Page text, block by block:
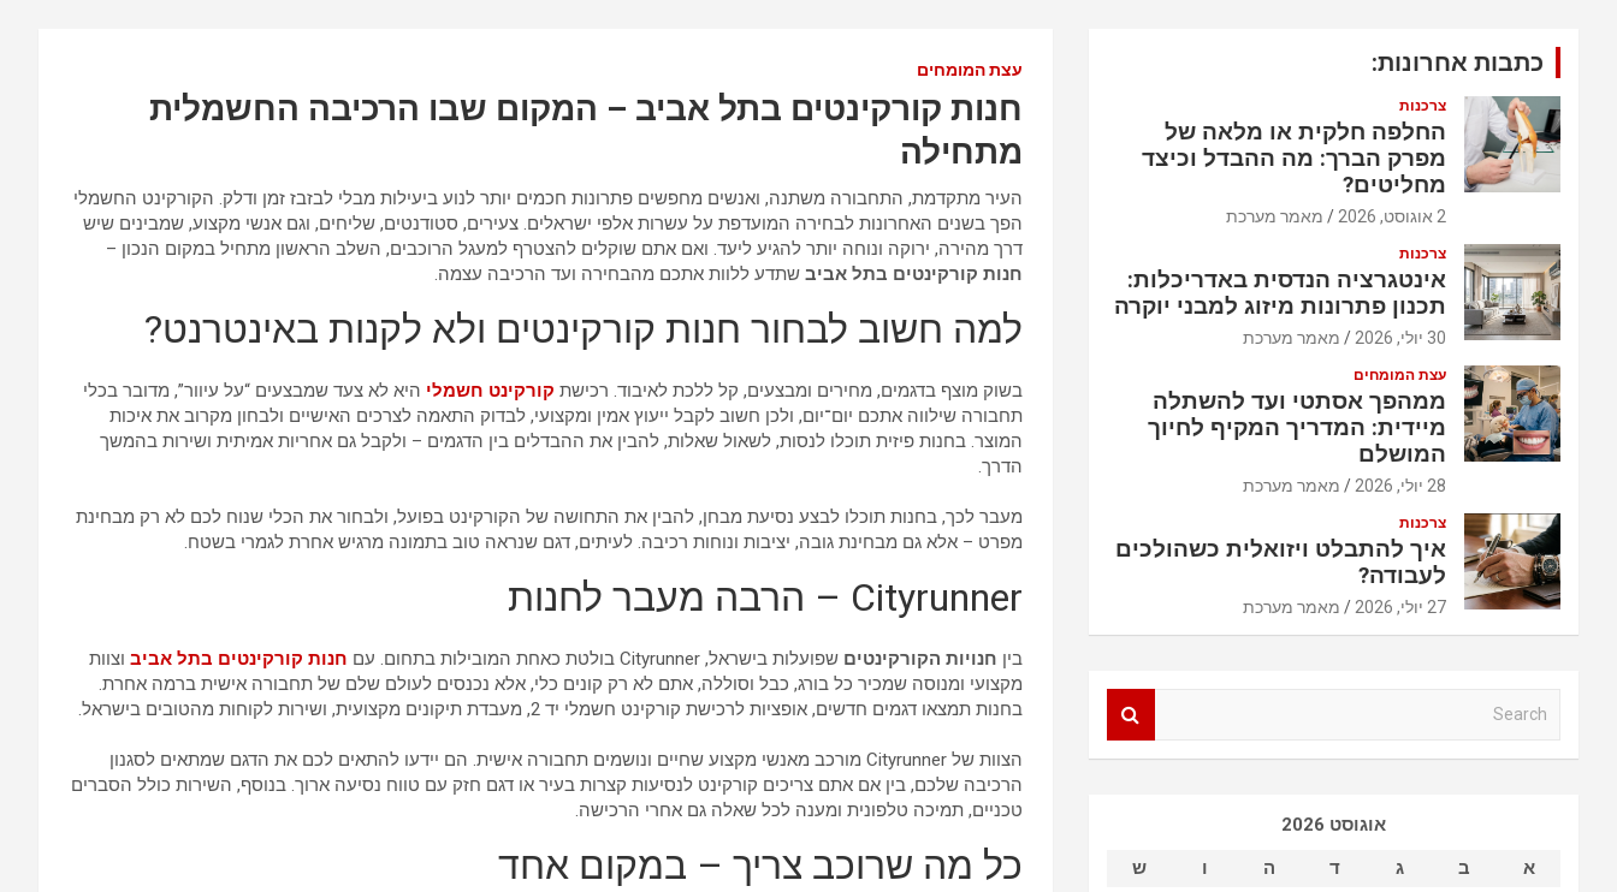
עצת המומחים
חנות קורקינטים בתל אביב – המקום שבו הרכיבה החשמלית
מתחילה
העיר מתקדמת, התחבורה משתנה, ואנשים מחפשים פתרונות חכמים יותר לנוע ביעילות מבלי לבזבז זמן ודלק. הקורקינט החשמלי
הפך בשנים האחרונות לבחירה המועדפת על עשרות אלפי ישראלים. צעירים, סטודנטים, שליחים, וגם אנשי מקצוע, שמבינים שיש
דרך מהירה, ירוקה ונוחה יותר להגיע ליעד. ואם אתם שוקלים להצטרף למעגל הרוכבים, השלב הראשון מתחיל במקום הנכון –
חנות קורקינטים בתל אביב שתדע ללוות אתכם מהבחירה ועד הרכיבה עצמה.
למה חשוב לבחור חנות קורקינטים ולא לקנות באינטרנט?
בשוק מוצף בדגמים, מחירים ומבצעים, קל ללכת לאיבוד. רכישת קורקינט חשמלי היא לא צעד שמבצעים “על עיוור”, מדובר בכלי
תחבורה שילווה אתכם יום־יום, ולכן חשוב לקבל ייעוץ אמין ומקצועי, לבדוק התאמה לצרכים האישיים ולבחון מקרוב את איכות
המוצר. בחנות פיזית תוכלו לנסות, לשאול שאלות, להבין את ההבדלים בין הדגמים – ולקבל גם אחריות אמיתית ושירות בהמשך
הדרך.
מעבר לכך, בחנות תוכלו לבצע נסיעת מבחן, להבין את התחושה של הקורקינט בפועל, ולבחור את הכלי שנוח לכם לא רק מבחינת
מפרט – אלא גם מבחינת גובה, יציבות ונוחות רכיבה. לעיתים, דגם שנראה טוב בתמונה מרגיש אחרת לגמרי בשטח.
Cityrunner – הרבה מעבר לחנות
בין חנויות הקורקינטים שפועלות בישראל, Cityrunner בולטת כאחת המובילות בתחום. עם חנות קורקינטים בתל אביבוצוות
מקצועי ומנוסה שמכיר כל בורג, כבל וסוללה, אתם לא רק קונים כלי, אלא נכנסים לעולם שלם של תחבורה אישית ברמה אחרת.
בחנות תמצאו דגמים חדשים, אופציות לרכישת קורקינט חשמלי יד 2, מעבדת תיקונים מקצועית, ושירות לקוחות מהטובים בישראל.
הצוות של Cityrunner מורכב מאנשי מקצוע שחיים ונושמים תחבורה אישית. הם יידעו להתאים לכם את הדגם שמתאים לסגנון
הרכיבה שלכם, בין אם אתם צריכים קורקינט לנסיעות קצרות בעיר או דגם חזק עם טווח נסיעה ארוך. בנוסף, השירות כולל הסברים
טכניים, תמיכה טלפונית ומענה לכל שאלה גם אחרי הרכישה.
כל מה שרוכב צריך – במקום אחד
כתבות אחרונות:
צרכנות
החלפה חלקית או מלאה של
מפרק הברך: מה ההבדל וכיצד
מחליטים?
2 אוגוסט, 2026 מאמר מערכת
צרכנות
אינטגרציה הנדסית באדריכלות:
תכנון פתרונות מיזוג למבני יוקרה
30 יולי, 2026 מאמר מערכת
עצת המומחים
ממהפך אסתטי ועד להשתלה
מיידית: המדריך המקיף לחיוך
המושלם
28 יולי, 2026 מאמר מערכת
צרכנות
איך להתבלט ויזואלית כשהולכים
לעבודה?
27 יולי, 2026 מאמר מערכת
אוגוסט 2026
א
ב ג ד ה ו ש